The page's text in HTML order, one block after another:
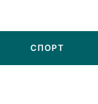
СПОРТ